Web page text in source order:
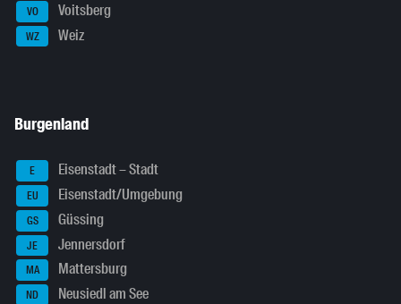
VO Voitsberg
WZ Weiz
Burgenland
E Eisenstadt – Stadt
EU Eisenstadt/Umgebung
GS Güssing
JE Jennersdorf
MA Mattersburg
ND Neusiedl am See